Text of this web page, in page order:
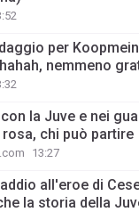
per
nemmeno
la Juve e nei
chi può partire
13:27
all'eroe di
la storia della